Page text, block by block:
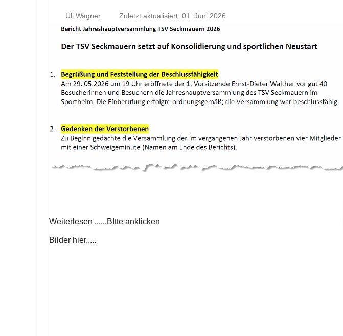
Uli Wagner Zuletzt aktualisiert: 01. Juni 2026
Weiterlesen ......BItte anklicken
Bilder hier.....